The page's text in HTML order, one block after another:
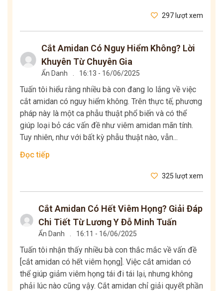
297 lượt xem
Cắt Amidan Có Nguy Hiểm Không? Lời
Khuyên Từ Chuyên Gia
Ẩn Danh 16:13 - 16/06/2025
Tuấn tôi hiểu rằng nhiều bà con đang lo lắng về việc
cắt amidan có nguy hiểm không. Trên thực tế, phương
pháp này là một ca phẫu thuật phổ biến và có thể
giúp loại bỏ các vấn đề như viêm amidan mãn tính.
Tuy nhiên, như với bất kỳ phẫu thuật nào, vẫn...
Đọc tiếp
325 lượt xem
Cắt Amidan Có Hết Viêm Họng? Giải Đáp
Chi Tiết Từ Lương Y Đỗ Minh Tuấn
Ẩn Danh 16:11 - 16/06/2025
Tuấn tôi nhận thấy nhiều bà con thắc mắc về vấn đề
[cắt amidan có hết viêm họng]. Việc cắt amidan có
thể giúp giảm viêm họng tái đi tái lại, nhưng không
phải lúc nào cũng vậy. Cắt amidan chỉ giải quyết phần